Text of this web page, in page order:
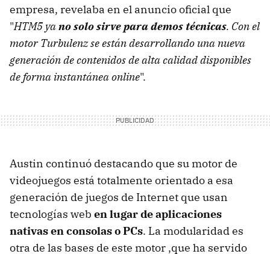
empresa, revelaba en el anuncio oficial que
"HTM5 yano solo sirve para demos técnicas. Con el
motor Turbulenz se están desarrollando una nueva
generación de contenidos de alta calidad disponibles
de forma instantánea online".
Austin continuó destacando que su motor de
videojuegos está totalmente orientado a esa
generación de juegos de Internet que usan
tecnologías web en lugar de aplicaciones
nativas en consolas o PCs. La modularidad es
otra de las bases de este motor ,que ha servido